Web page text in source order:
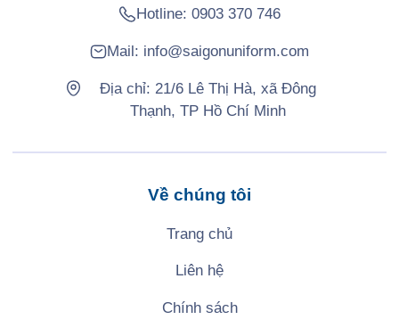
Hotline: 0903 370 746
Mail: info@saigonuniform.com
Địa chỉ: 21/6 Lê Thị Hà, xã Đông
Thạnh, TP Hồ Chí Minh
Về chúng tôi
Trang chủ
Liên hệ
Chính sách